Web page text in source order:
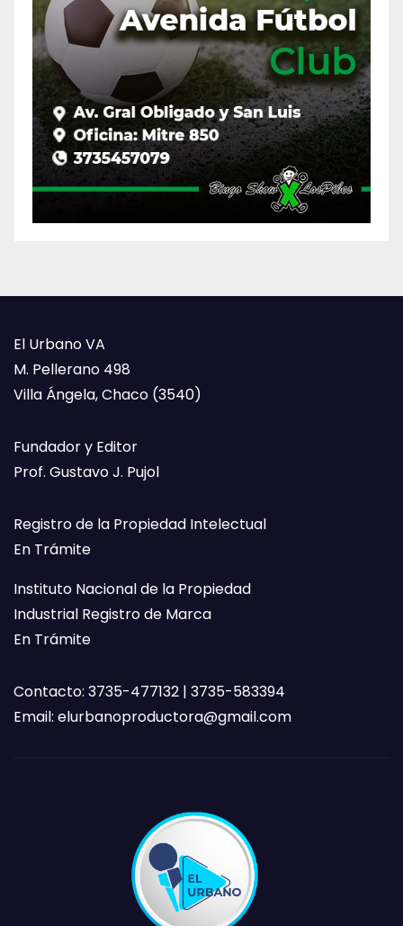
El Urbano VA
M. Pellerano 498
Villa Ángela, Chaco (3540)
Fundador y Editor
Prof. Gustavo J. Pujol
Registro de la Propiedad Intelectual
En Trámite
Instituto Nacional de la Propiedad
Industrial Registro de Marca
En Trámite
Contacto: 3735-477132 | 3735-583394
Email: elurbanoproductora@gmail.com